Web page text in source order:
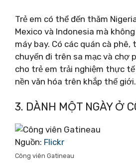
Trẻ em có thể đến thăm
Mexico và Indonesia mà
máy bay. Có các quán cà phê,
chuyến đi trên sa mạc và chợ
cho trẻ em trải nghiệm thực
nền văn hóa trên khắp thế giới.
3. DÀNH MỘT NGÀY Ở
Nguồn: Flickr
Công viên Gatineau